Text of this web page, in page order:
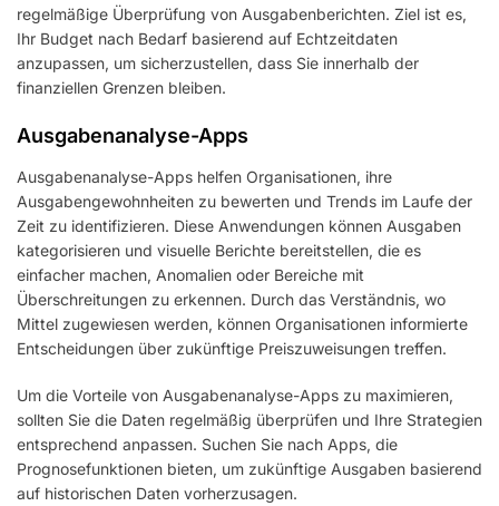
regelmäßige Überprüfung von Ausgabenberichten. Ziel ist es,
Ihr Budget nach Bedarf basierend auf Echtzeitdaten
anzupassen, um sicherzustellen, dass Sie innerhalb der
finanziellen Grenzen bleiben.
Ausgabenanalyse-Apps
Ausgabenanalyse-Apps helfen Organisationen, ihre
Ausgabengewohnheiten zu bewerten und Trends im Laufe der
Zeit zu identifizieren. Diese Anwendungen können Ausgaben
kategorisieren und visuelle Berichte bereitstellen, die es
einfacher machen, Anomalien oder Bereiche mit
Überschreitungen zu erkennen. Durch das Verständnis, wo
Mittel zugewiesen werden, können Organisationen informierte
Entscheidungen über zukünftige Preiszuweisungen treffen.
Um die Vorteile von Ausgabenanalyse-Apps zu maximieren,
sollten Sie die Daten regelmäßig überprüfen und Ihre Strategien
entsprechend anpassen. Suchen Sie nach Apps, die
Prognosefunktionen bieten, um zukünftige Ausgaben basierend
auf historischen Daten vorherzusagen.